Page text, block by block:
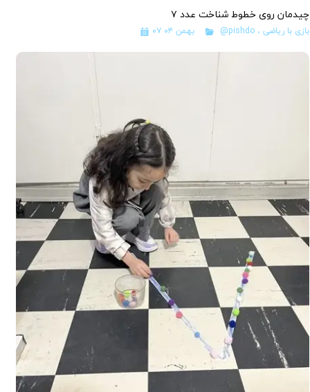
چیدمان روی خطوط شناخت عدد ۷
۰۷ بهمن ۰۴ @pishdo، بازی با ریاضی